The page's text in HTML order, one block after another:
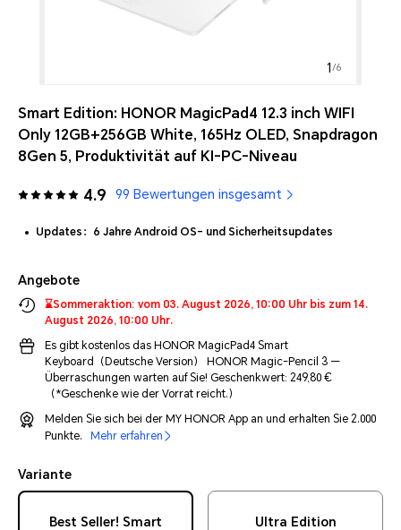
1 /6
Smart Edition: HONOR MagicPad4 12.3 inch WIFI
Only 12GB+256GB White, 165Hz OLED, Snapdragon
8Gen 5, Produktivität auf KI-PC-Niveau
4.9 99 Bewertungen insgesamt
Updates：6 Jahre Android OS- und Sicherheitsupdates
Angebote
⌛Sommeraktion: vom 03. August 2026, 10:00 Uhr bis zum 14.
August 2026, 10:00 Uhr.
Es gibt kostenlos das HONOR MagicPad4 Smart
Keyboard（Deutsche Version） HONOR Magic-Pencil 3 —
Überraschungen warten auf Sie! Geschenkwert: 249,80 €
（*Geschenke wie der Vorrat reicht.）
Melden Sie sich bei der MY HONOR App an und erhalten Sie 2.000
Punkte.
Mehr erfahren
Variante
Best Seller! Smart
Ultra Edition